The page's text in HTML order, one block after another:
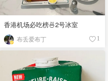
香港机场必吃榜🍜2号冰室
布丢爱布丁 1